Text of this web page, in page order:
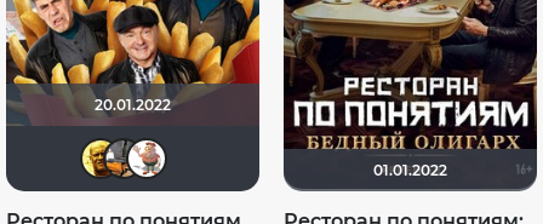
20.01.2022
San13Don
Linda Esvika
otDai
01.01.2022